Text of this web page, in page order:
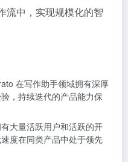
流中，实现规模化的智
在写作助手领域拥有深厚
，持续迭代的产品能力保
有大量活跃用户和活跃的开
度在同类产品中处于领先